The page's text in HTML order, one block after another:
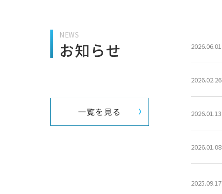
NEWS
お知らせ
一覧を見る
2026.06.01
2026.02.26
2026.01.13
2026.01.08
2025.09.17